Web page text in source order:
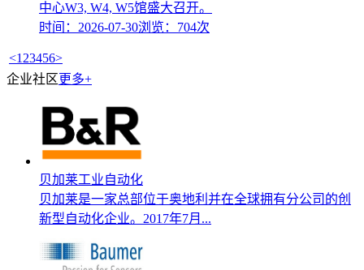
中心W3, W4, W5馆盛大召开。
时间：2026-07-30浏览：704次
<1 23456>
企业社区更多+
贝加莱工业自动化
贝加莱是一家总部位于奥地利并在全球拥有分公司的创
新型自动化企业。2017年7月...